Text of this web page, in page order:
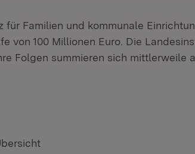
für Familien und kommunale
von 100 Millionen Euro. Die
Folgen summieren sich mittlerweile